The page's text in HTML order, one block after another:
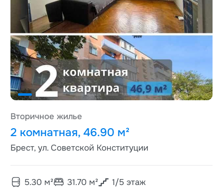
Вторичное жилье
2 комнатная, 46.90 м²
Брест, ул. Советской Конституции
5.30м² 31.70м² 1/5этаж